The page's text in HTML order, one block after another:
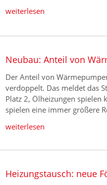
weiterlesen
Neubau: Anteil von
Der Anteil von
verdoppelt. Das meldet das
Platz 2, Ölheizungen spielen
spielen eine immer größere
weiterlesen
Heizungstausch: neue